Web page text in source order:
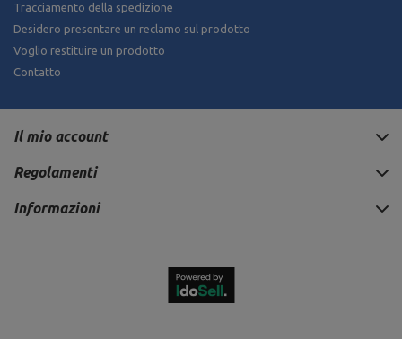
Tracciamento della spedizione
Desidero presentare un reclamo sul prodotto
Voglio restituire un prodotto
Contatto
Il mio account
Regolamenti
Informazioni